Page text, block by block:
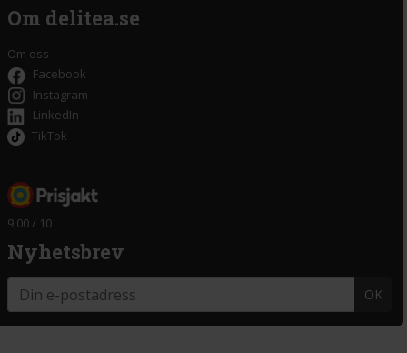
Om delitea.se
Om oss
Facebook
Instagram
LinkedIn
TikTok
9,00 / 10
Nyhetsbrev
OK